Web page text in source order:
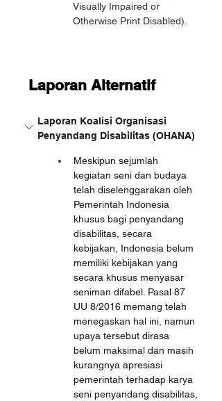
Visually Impaired or
Otherwise Print Disabled).
Laporan Alternatif
Laporan Koalisi Organisasi
Penyandang Disabilitas (OHANA)
Meskipun sejumlah
kegiatan seni dan budaya
telah diselenggarakan oleh
Pemerintah Indonesia
khusus bagi penyandang
disabilitas, secara
kebijakan, Indonesia belum
memiliki kebijakan yang
secara khusus menyasar
seniman difabel. Pasal 87
UU 8/2016 memang telah
menegaskan hal ini, namun
upaya tersebut dirasa
belum maksimal dan masih
kurangnya apresiasi
pemerintah terhadap karya
seni penyandang disabilitas,